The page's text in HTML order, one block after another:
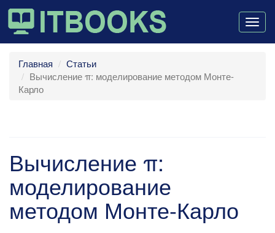
Главная
Статьи
Вычисление π: моделирование методом Монте-
Карло
Вычисление π:
моделирование
методом Монте-Карло